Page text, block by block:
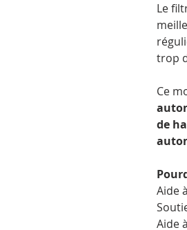
Le
trop
Ce
de
Aide
Aide